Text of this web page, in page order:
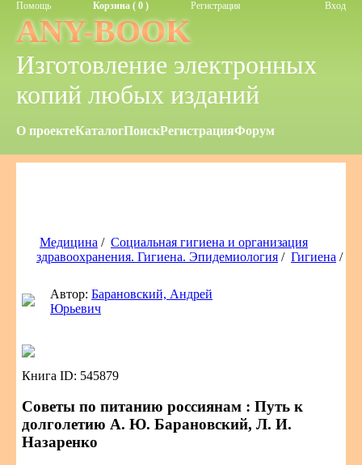
Помощь Корзина ( 0 ) Регистрация Вход
ANY-BOOK
Изготовление электронных
копий любых изданий
О проектеКаталогПоискРегистрацияФорум
Медицина / Социальная гигиена и организация
здравоохранения. Гигиена. Эпидемиология / Гигиена /
Автор:Барановский, Андрей
Юрьевич
Книга ID: 545879
Советы по питанию россиянам : Путь к
долголетию А. Ю. Барановский, Л. И.
Назаренко